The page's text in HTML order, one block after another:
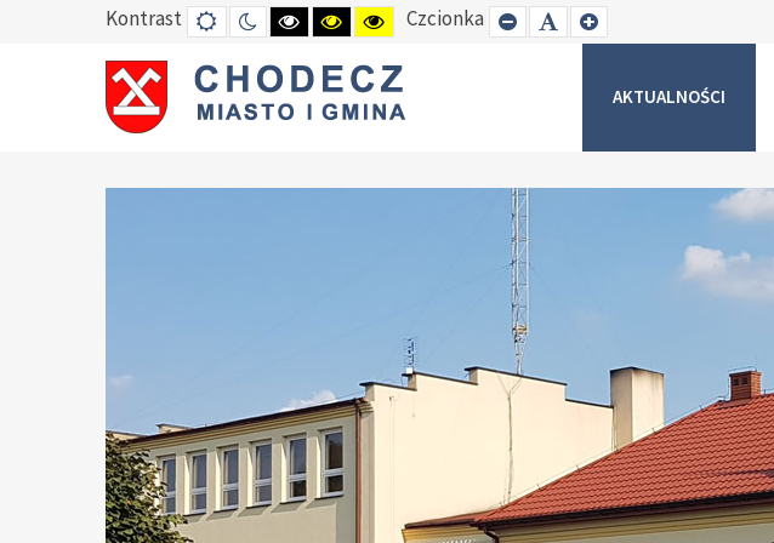
Kontrast DEFAULT
MODE
TRYB
NOCNY
HIGH
CONTRAST
BLACK
WHITE
MODE
HIGH
CONTRAST
BLACK
YELLOW
MODE
HIGH
CONTRAST
YELLOW
BLACK
MODE
Czcionka SET
SMALLER
SET
DEFAULT
SET
LARGER
AKTUALNOŚCI